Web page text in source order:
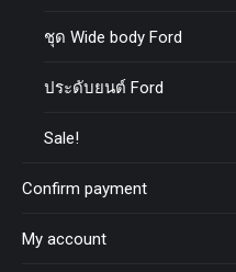
ชุด Wide body Ford
ประดับยนต์ Ford
Sale!
Confirm payment
My account